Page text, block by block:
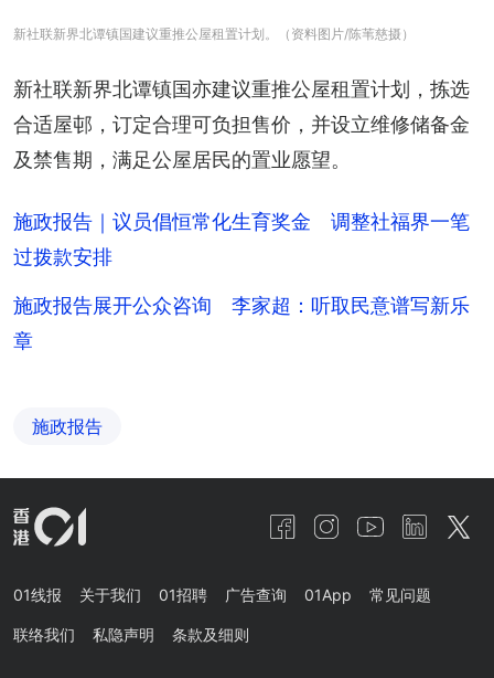
新社联新界北谭镇国建议重推公屋租置计划。（资料图片/陈苇慈摄）
新社联新界北谭镇国亦建议重推公屋租置计划，拣选
合适屋邨，订定合理可负担售价，并设立维修储备金
及禁售期，满足公屋居民的置业愿望。
施政报告｜议员倡恒常化生育奖金 调整社福界一笔
过拨款安排
施政报告展开公众咨询 李家超：听取民意谱写新乐
章
施政报告
01线报 关于我们 01招聘 广告查询 01App 常见问题
联络我们 私隐声明 条款及细则